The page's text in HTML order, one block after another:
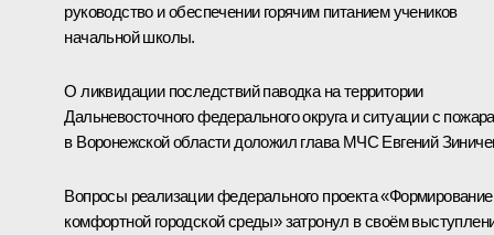
руководство и обеспечении горячим питанием учеников
начальной школы.
О ликвидации последствий паводка на территории
Дальневосточного федерального округа и ситуации с
в Воронежской области доложил глава МЧС Евгений
Вопросы реализации федерального проекта «Формирование
комфортной городской среды» затронул в своём